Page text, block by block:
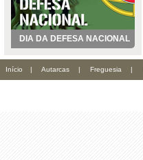
DIA DA DEFESA NACIONAL
Início | Autarcas | Freguesia |